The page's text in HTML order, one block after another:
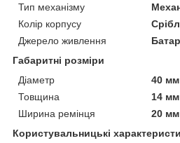
Тип механізму
Колір корпусу
Джерело живлення
Габаритні розміри
Діаметр
40 мм
Товщина
14 мм
Ширина ремінця
20 мм
Користувальницькі